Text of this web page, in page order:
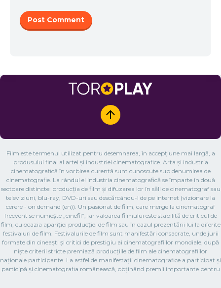
Film este termenul utilizat pentru desemnarea, în accepțiune mai largă, a
produsului final al artei și industriei cinematografice. Arta și industria
cinematografică în vorbirea curentă sunt cunoscute sub denumirea de
cinematografie. La rândul ei industria cinematografică se împarte în două
sectoare distincte: producția de film și difuzarea lor în săli de cinematograf sau
televiziuni, blu-ray, DVD-uri sau descărcându-l de pe internet (vizionare la
cerere - on demand (en)). Un pasionat de film, care merge la cinematograf
frecvent se numește „cinefil”, iar valoarea filmului este stabilită de criticul de
film, cu ocazia apariției producției de film sau în cazul prezentării lui la diferite
festivaluri de film. Festivalurile de film sunt manifestări consacrate, unde jurii
formate din cineaști și critici de prestigiu ai cinematografiilor mondiale, după
niște criterii stricte premiază producțiile de film ale cinematografiilor
naționale participante. La astfel de manifestații cinematografice a participat și
participă și cinematografia românească, obținând premii importante pentru